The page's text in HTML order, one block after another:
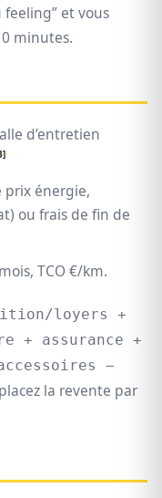
feeling” et vous
minutes.
d’entretien
prix énergie,
ou frais de fin de
TCO €/km.
loyers +
+ assurance +
−
la revente par